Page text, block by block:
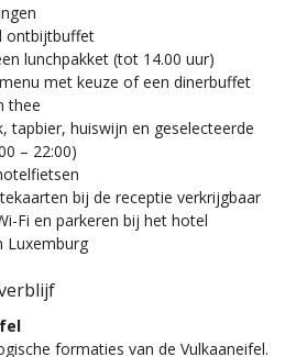
ontbijtbuffet
lunchpakket (tot 14.00 uur)
met keuze of een dinerbuffet
thee
tapbier, huiswijn en geselecteerde
– 22:00)
bij de receptie verkrijgbaar
Fi en parkeren bij het hotel
Luxemburg
formaties van de Vulkaaneifel.